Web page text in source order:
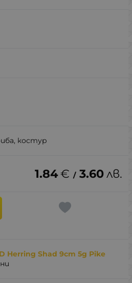
костур
1.84€ / 3.60лв.
Herring Shad 9cm 5g Pike